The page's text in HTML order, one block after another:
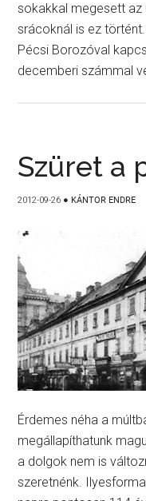
sokakkal megesett az
srácoknál is ez
Pécsi Borozóval
decemberi számmal
Szüret a
2012-09-26 ● KÁNTOR ENDRE
Érdemes néha a
megállapíthatunk
a dolgok nem is
szeretnénk.